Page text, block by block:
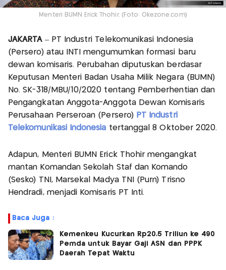
Menteri BUMN Erick Thohir. (Foto: Okezone.com)
JAKARTA– PT Industri Telekomunikasi Indonesia
(Persero) atau INTI mengumumkan formasi baru
dewan komisaris. Perubahan diputuskan berdasar
Keputusan Menteri Badan Usaha Milik Negara (BUMN)
No. SK-318/MBU/10/2020 tentang Pemberhentian dan
Pengangkatan Anggota-Anggota Dewan Komisaris
Perusahaan Perseroan (Persero) PT Industri
Telekomunikasi Indonesia tertanggal 8 Oktober 2020.
Adapun, Menteri BUMN Erick Thohir mengangkat
mantan Komandan Sekolah Staf dan Komando
(Sesko) TNI, Marsekal Madya TNI (Purn) Trisno
Hendradi, menjadi Komisaris PT Inti.
Baca Juga :
Kemenkeu Kucurkan Rp20,5 Triliun ke 490
Pemda untuk Bayar Gaji ASN dan PPPK
Daerah Tepat Waktu